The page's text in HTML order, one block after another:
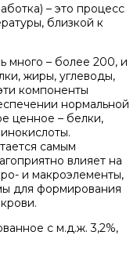
– это процесс
близкой к
много – более 200, и
жиры, углеводы,
компоненты
нормальной
ценное – белки,
самым
влияет на
и макроэлементы,
для формирования